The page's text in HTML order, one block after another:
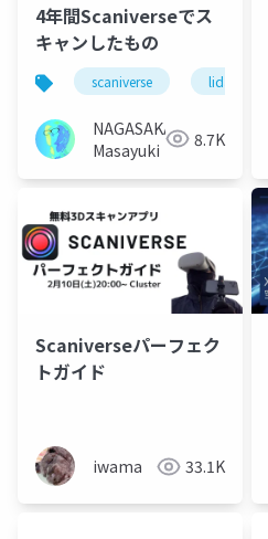
4年間Scaniverseでス
キャンしたもの
scaniverse lidar
NAGASAKA
Masayuki
8.7K
Scaniverseパーフェク
トガイド
iwama 33.1K